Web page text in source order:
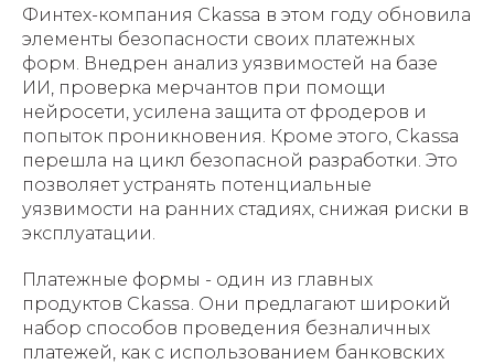
Финтех-компания Ckassa в этом году обновила
элементы безопасности своих платежных
форм. Внедрен анализ уязвимостей на базе
ИИ, проверка мерчантов при помощи
нейросети, усилена защита от фродеров и
попыток проникновения. Кроме этого, Ckassa
перешла на цикл безопасной разработки. Это
позволяет устранять потенциальные
уязвимости на ранних стадиях, снижая риски в
эксплуатации.
Платежные формы - один из главных
продуктов Ckassa. Они предлагают широкий
набор способов проведения безналичных
платежей, как с использованием банковских